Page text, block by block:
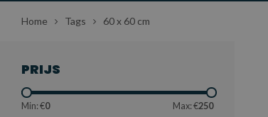
Home Tags 60 x 60 cm
PRIJS
Min: €0 Max: €250